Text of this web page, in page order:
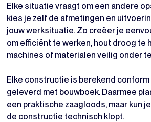
Elke situatie vraagt om een andere
kies je zelf de afmetingen en
jouw werksituatie. Zo creëer je
om efficiënt te werken, hout droog te
machines of materialen veilig onder
Elke constructie is berekend conform
geleverd met bouwboek. Daarmee
een praktische zaagloods, maar kun
de constructie technisch klopt.